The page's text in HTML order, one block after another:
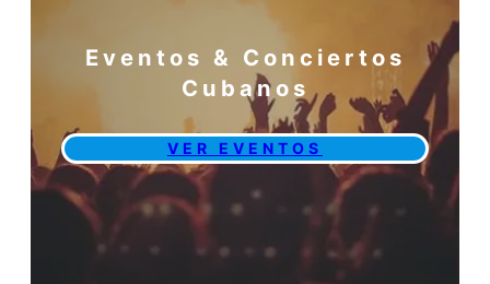
Eventos & Conciertos
Cubanos
VER EVENTOS